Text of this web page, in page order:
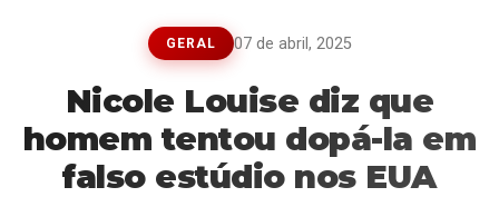
GERAL 07 de abril, 2025
Nicole Louise diz que
homem tentou dopá-la em
falso estúdio nos EUA